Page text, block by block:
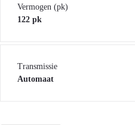
Vermogen (pk)
122 pk
Transmissie
Automaat